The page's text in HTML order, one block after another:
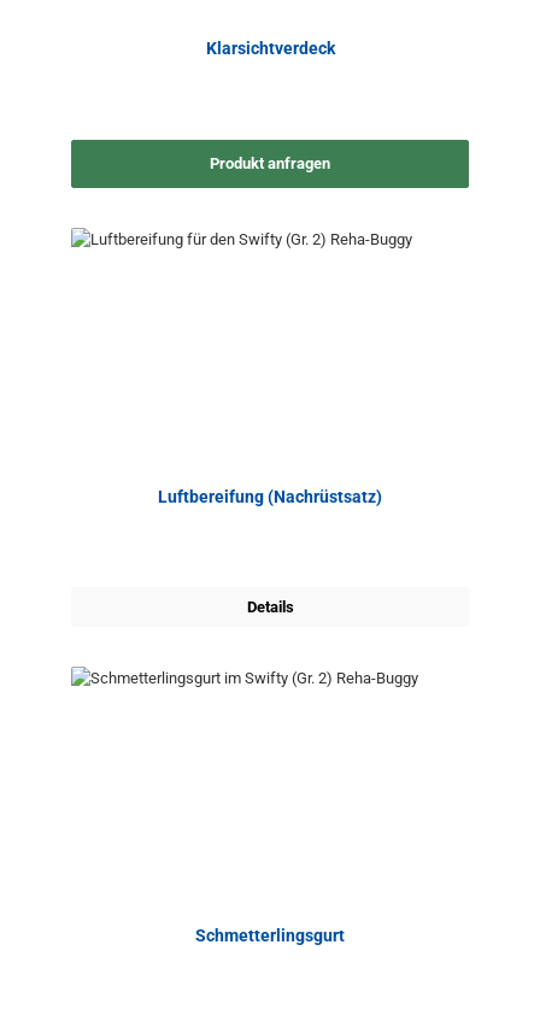
Klarsichtverdeck
Produkt anfragen
Luftbereifung (Nachrüstsatz)
Details
Schmetterlingsgurt